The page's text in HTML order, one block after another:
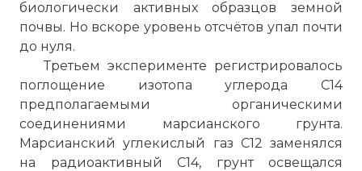
биологически активных образцов земной
почвы. Но вскоре уровень отсчётов упал почти
до нуля.
Третьем эксперименте регистрировалось
поглощение изотопа углерода С14
предполагаемыми органическими
соединениями марсианского грунта.
Марсианский углекислый газ С12 заменялся
на радиоактивный С14, грунт освещался